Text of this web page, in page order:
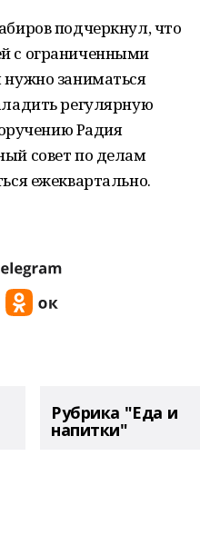
подчеркнул, что
с ограниченными
заниматься
регулярную
Радия
совет по делам
ежеквартально.
Рубрика "Еда и
напитки"